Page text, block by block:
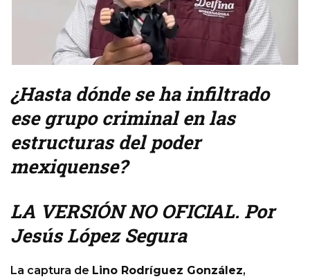
¿Hasta dónde se ha infiltrado
ese grupo criminal en las
estructuras del poder
mexiquense?
LA VERSIÓN NO OFICIAL. Por
Jesús López Segura
La captura de Lino Rodríguez González,